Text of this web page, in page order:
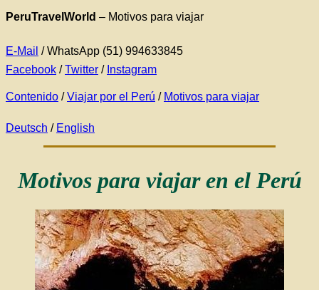
PeruTravelWorld – Motivos para viajar
E-Mail / WhatsApp (51) 994633845
Facebook /Twitter / Instagram
Contenido /Viajar por el Perú / Motivos para viajar
Deutsch / English
Motivos para viajar en el Perú